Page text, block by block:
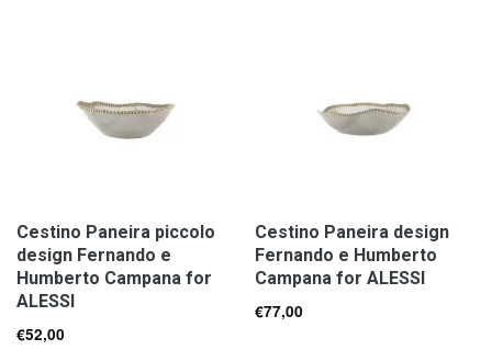
Cestino Paneira piccolo
design Fernando e
Humberto Campana for
ALESSI
€52,00
Cestino Paneira design
Fernando e Humberto
Campana for ALESSI
€77,00